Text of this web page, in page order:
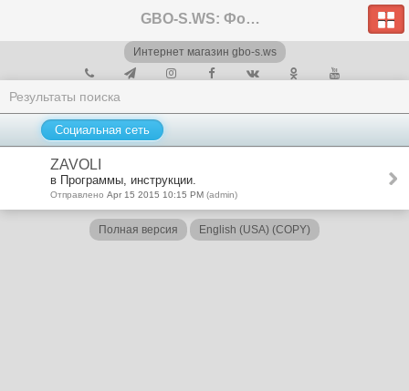
GBO-S.WS: Форум
Интернет магазин gbo-s.ws
Результаты поиска
Социальная сеть
ZAVOLI
в Программы, инструкции.
Отправлено Apr 15 2015 10:15 PM (admin)
Полная версия English (USA) (COPY)